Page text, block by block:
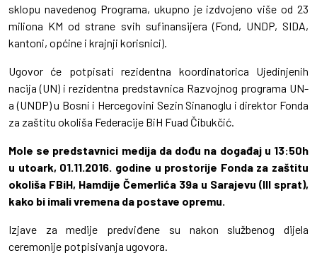
sklopu navedenog Programa, ukupno je izdvojeno više od 23
miliona KM od strane svih sufinansijera (Fond, UNDP, SIDA,
kantoni, općine i krajnji korisnici).
Ugovor će potpisati rezidentna koordinatorica Ujedinjenih
nacija (UN) i rezidentna predstavnica Razvojnog programa UN-
a (UNDP) u Bosni i Hercegovini Sezin Sinanoglu i direktor Fonda
za zaštitu okoliša Federacije BiH Fuad Čibukčić.
Mole se predstavnici medija da dođu na događaj u 13:50h
u utoark, 01.11.2016. godine u prostorije Fonda za zaštitu
okoliša FBiH, Hamdije Čemerlića 39a u Sarajevu (III sprat),
kako bi imali vremena da postave opremu.
Izjave za medije predviđene su nakon službenog dijela
ceremonije potpisivanja ugovora.